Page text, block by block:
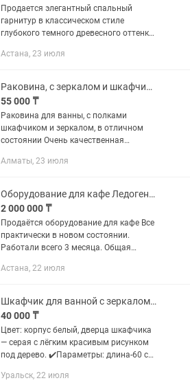
Продается элегантный спальный
гарнитур в классическом стиле
глубокого темного древесного оттенка
и качественно, украшена изящной
Астана, 23 июля
Раковина, с зеркалом и шкафчиками
55 000 ₸
Раковина для ванны, с полками
шкафчиком и зеркалом, в отличном
состоянии Очень качественная
Высота: зеркало: 73 шкаф: 88
Алматы, 23 июля
Оборудование для кафе Ледогенератор
2 000 000 ₸
Продаётся оборудование для кафе Все
практически в новом состоянии.
Работали всего 3 месяца. Общая
списке было приобретено - 2,631,000
Астана, 22 июля
Шкафчик для ванной с зеркалом (новый, в упаковке)
40 000 ₸
Цвет: корпус белый, дверца шкафчика
— серая с лёгким красивым рисунком
под дерево. ✔️Параметры: длина-60 см,
заводской упаковке (есть фото) ✔
Уральск, 22 июля